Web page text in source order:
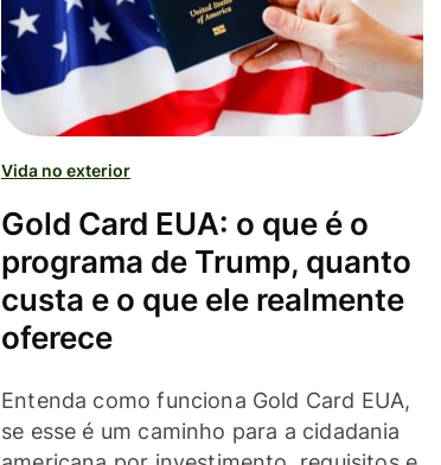
Vida no exterior
Gold Card EUA: o que é o
programa de Trump, quanto
custa e o que ele realmente
oferece
Entenda como funciona Gold Card EUA,
se esse é um caminho para a cidadania